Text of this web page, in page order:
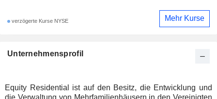
Unternehmensprofil
Equity Residential ist auf den Besitz, die Entwicklung und
die Verwaltung von Mehrfamilienhäusern in den Vereinigten
verzögerte Kurse NYSE Mehr Kurse